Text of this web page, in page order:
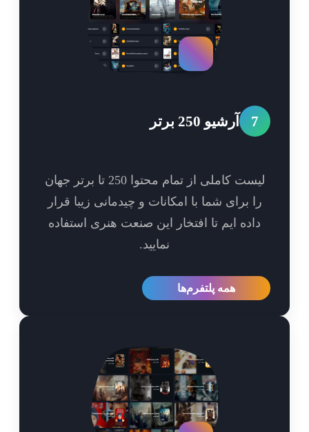
آرشیو 250 برتر
لیست کاملی از تمام محتوا 250 تا برتر جهان
برای شما با امکانات و چیدمانی زیبا قرار
ایم تا افتخار این صنعت هنری استفاده
همه پلتفرم‌ها